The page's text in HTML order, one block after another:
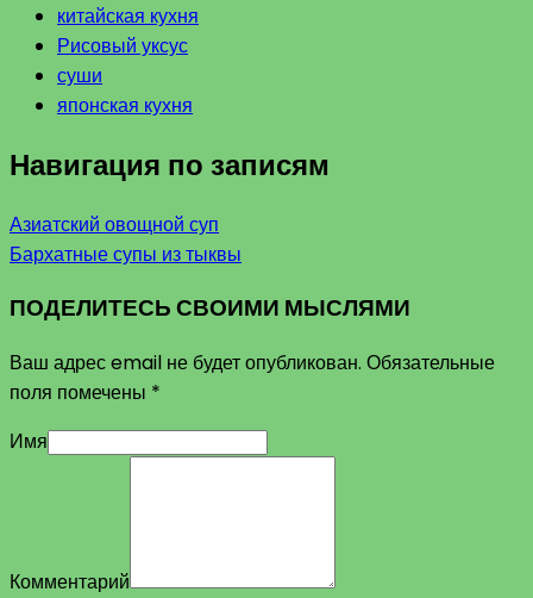
китайская кухня
Рисовый уксус
суши
японская кухня
Навигация по записям
Азиатский овощной суп
Бархатные супы из тыквы
ПОДЕЛИТЕСЬ СВОИМИ МЫСЛЯМИ
Ваш адрес email не будет опубликован. Обязательные
поля помечены *
Имя
Комментарий